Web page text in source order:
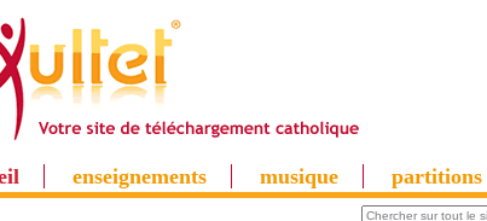
enseignements musique partitions